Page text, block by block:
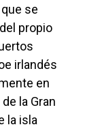
se
propio
irlandés
en
la Gran
la isla